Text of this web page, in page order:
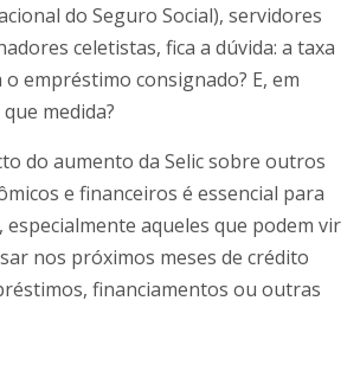
do Seguro Social), servidores
celetistas, fica a dúvida: a taxa
o empréstimo consignado? E, em
medida?
do aumento da Selic sobre outros
e financeiros é essencial para
aqueles que podem vir
nos próximos meses de crédito
financiamentos ou outras